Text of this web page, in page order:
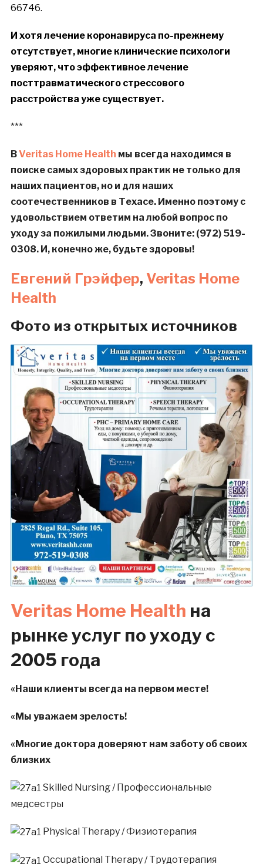
66746.
И хотя лечение коронавируса по-прежнему
отсутствует, многие клинические психологи
уверяют, что эффективное лечение
посттравматического стрессового
расстройства уже существует.
***
ВVeritas Home Health мы всегда находимся в
поиске самых здоровых практик не только для
наших пациентов, но и для наших
соотечественников в Техасе. Именно поэтому с
удовольствием ответим на любой вопрос по
уходу за пожилыми людьми. Звоните: (972) 519-
0308. И, конечно же, будьте здоровы!
Евгений Грэйфер, Veritas Home
Health
Фото из открытых источников
Veritas Home Health на
рынке услуг по уходу с
2005 года
«Наши клиенты всегда на первом месте!
«Мы уважаем зрелость!
«Многие доктора доверяют нам заботу об своих
близких
Skilled Nursing / Профессиональные
медсестры
Physical Therapy / Физиотерапия
Occupational Therapy / Трудотерапия